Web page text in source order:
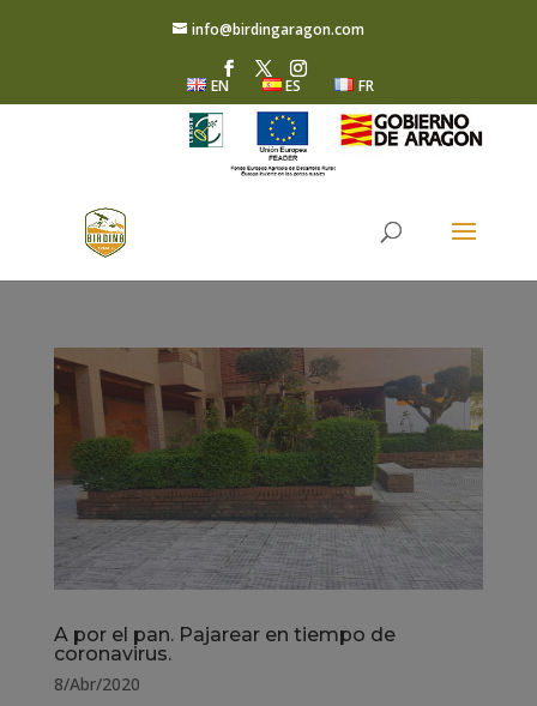
info@birdingaragon.com
EN ES FR
A por el pan. Pajarear en tiempo de
coronavirus.
8/Abr/2020